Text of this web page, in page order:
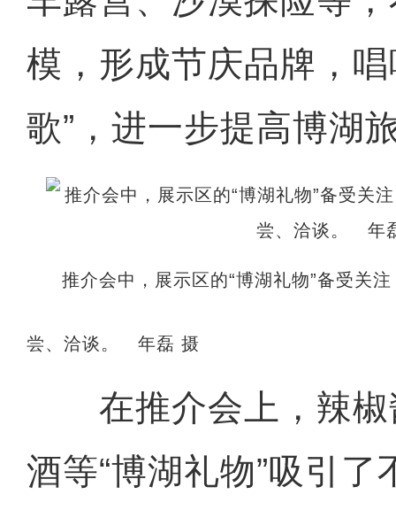
模，形成节庆品牌，
歌”，进一步提高博湖
推介会中，展示区的“博湖礼物”备受关
尝、洽谈。 年磊 摄
在推介会上，辣椒
酒等“博湖礼物”吸引